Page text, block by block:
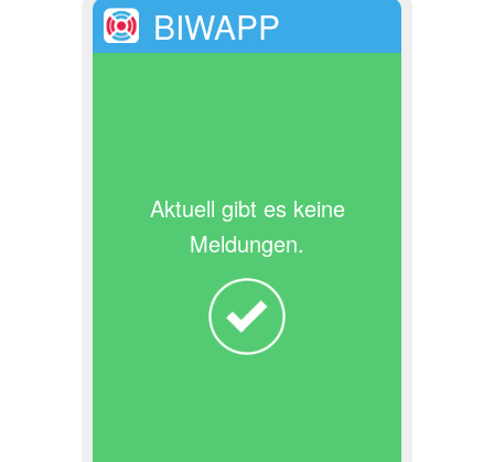
BIWAPP
Aktuell gibt es keine
Meldungen.